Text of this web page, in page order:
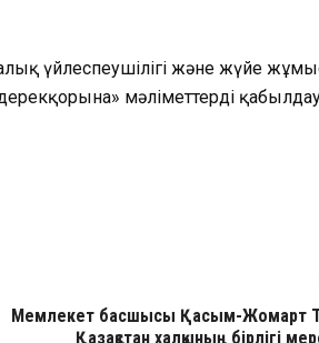
үйлеспеушілігі және жүйе
мәліметтерді
Мемлекет басшысы Қасым-Жомарт
Қазақстан халқының бірлігі